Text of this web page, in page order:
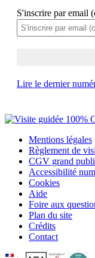
S'inscrire par email
Lire le dernier
Mentions légales
Règlement de
CGV grand
Accessibilité
Cookies
Aide
Foire aux
Plan du site
Crédits
Contact